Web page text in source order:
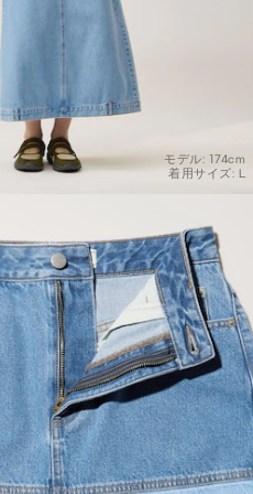
モデル: 174cm
着用サイズ: L